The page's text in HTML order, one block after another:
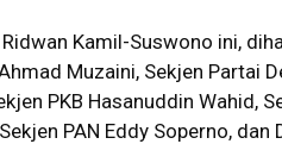
Kamil-Suswono ini,
Muzaini, Sekjen Partai
PKB Hasanuddin Wahid,
PAN Eddy Soperno,